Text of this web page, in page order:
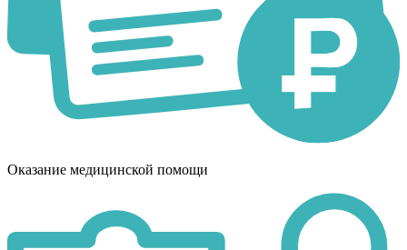
Оказание медицинской помощи